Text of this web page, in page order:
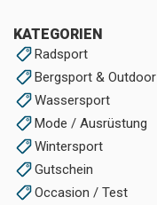
KATEGORIEN
Radsport
Bergsport & Outdoor
Wassersport
Mode / Ausrüstung
Wintersport
Gutschein
Occasion / Test